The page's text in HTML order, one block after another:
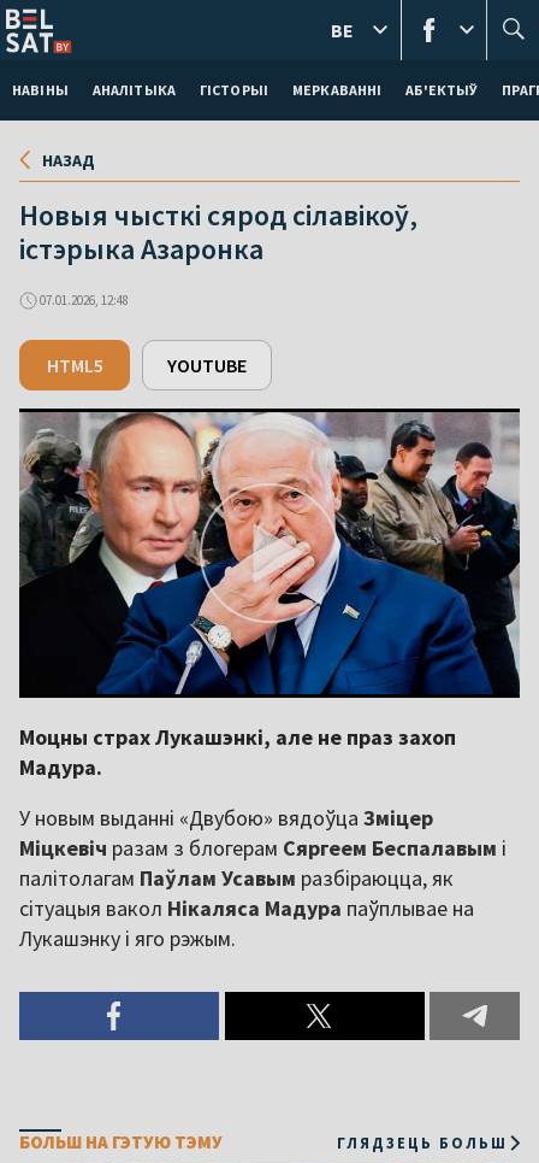
НАВІНЫ АНАЛІТЫКА ГІСТОРЫІ МЕРКАВАННI АБ'ЕКТЫЎ
BE
НАЗАД
Новыя чысткі сярод сілавікоў,
істэрыка Азаронка
07.01.2026, 12:48
HTML5 YOUTUBE
Моцны страх Лукашэнкі, але не праз захоп
Мадура.
У новым выданні «Двубою» вядоўца Зміцер
Міцкевіч разам з блогерам Сяргеем Беспалавым і
палітолагам Паўлам Усавым разбіраюцца, як
сітуацыя вакол Нікаляса Мадура паўплывае на
Лукашэнку і яго рэжым.
БОЛЬШ НА ГЭТУЮ ТЭМУ ГЛЯДЗЕЦЬ БОЛЬШ